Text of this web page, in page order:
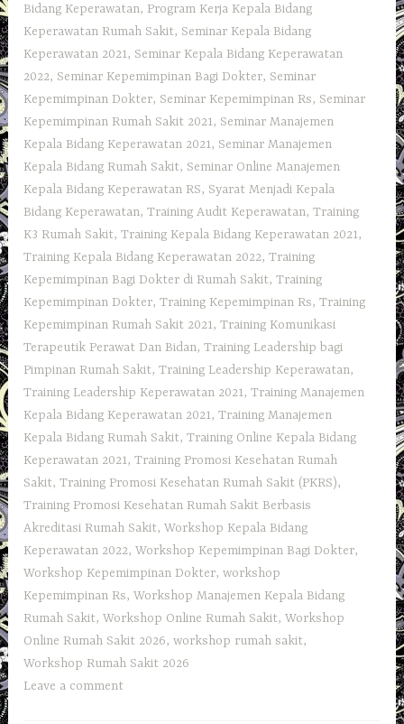
Bidang Keperawatan, Program Kerja Kepala Bidang
Keperawatan Rumah Sakit, Seminar Kepala Bidang
Keperawatan 2021, Seminar Kepala Bidang Keperawatan
2022, Seminar Kepemimpinan Bagi Dokter, Seminar
Kepemimpinan Dokter, Seminar Kepemimpinan Rs, Seminar
Kepemimpinan Rumah Sakit 2021, Seminar Manajemen
Kepala Bidang Keperawatan 2021, Seminar Manajemen
Kepala Bidang Rumah Sakit, Seminar Online Manajemen
Kepala Bidang Keperawatan RS, Syarat Menjadi Kepala
Bidang Keperawatan,Training Audit Keperawatan,Training
K3 Rumah Sakit,Training Kepala Bidang Keperawatan 2021,
Training Kepala Bidang Keperawatan 2022,Training
Kepemimpinan Bagi Dokter di Rumah Sakit,Training
Kepemimpinan Dokter,Training Kepemimpinan Rs,Training
Kepemimpinan Rumah Sakit 2021,Training Komunikasi
Terapeutik Perawat Dan Bidan,Training Leadership bagi
Pimpinan Rumah Sakit,Training Leadership Keperawatan,
Training Leadership Keperawatan 2021,Training Manajemen
Kepala Bidang Keperawatan 2021,Training Manajemen
Kepala Bidang Rumah Sakit,Training Online Kepala Bidang
Keperawatan 2021,Training Promosi Kesehatan Rumah
Sakit,Training Promosi Kesehatan Rumah Sakit (PKRS),
Training Promosi Kesehatan Rumah Sakit Berbasis
Akreditasi Rumah Sakit,Workshop Kepala Bidang
Keperawatan 2022,Workshop Kepemimpinan Bagi Dokter,
Workshop Kepemimpinan Dokter,workshop
Kepemimpinan Rs,Workshop Manajemen Kepala Bidang
Rumah Sakit,Workshop Online Rumah Sakit,Workshop
Online Rumah Sakit 2026,workshop rumah sakit,
Workshop Rumah Sakit 2026
Leave a comment